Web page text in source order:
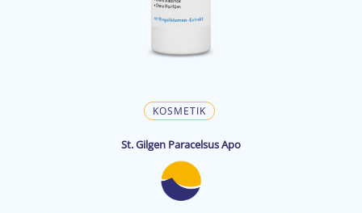
KOSMETIK
St. Gilgen Paracelsus Apo